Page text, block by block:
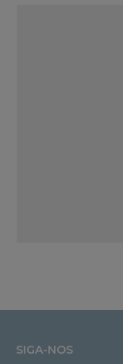
SIGA-NOS